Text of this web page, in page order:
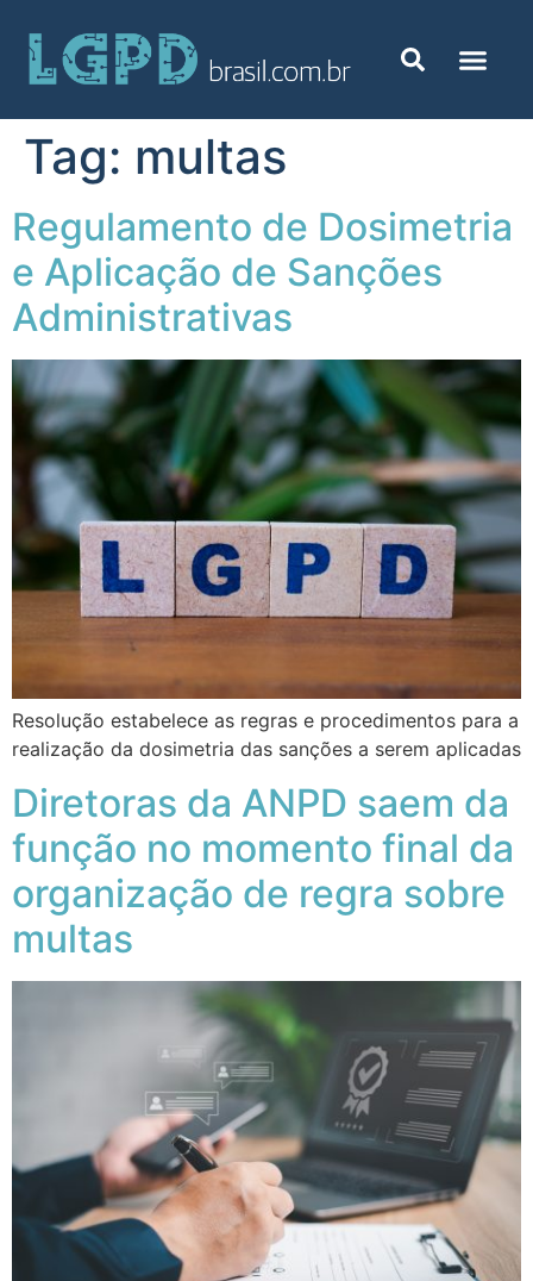
Tag: multas
Regulamento de Dosimetria
e Aplicação de Sanções
Administrativas
Resolução estabelece as regras e procedimentos para a
realização da dosimetria das sanções a serem aplicadas
Diretoras da ANPD saem da
função no momento final da
organização de regra sobre
multas